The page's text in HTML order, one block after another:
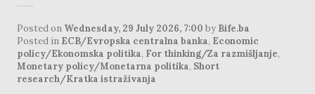
Posted on Wednesday, 29 July 2026, 7:00 by Bife.ba
Posted in ECB/Evropska centralna banka, Economic
policy/Ekonomska politika, For thinking/Za razmišljanje,
Monetary policy/Monetarna politika, Short
research/Kratka istraživanja